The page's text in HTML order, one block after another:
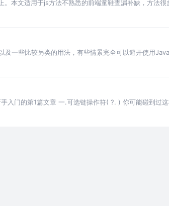
本文适用于js方法不熟悉的前端童鞋查漏补缺，方法
及一些比较另类的用法，有些情景完全可以避开使用
入门的第1篇文章 一.可选链操作符( ?. ) 你可能碰到过